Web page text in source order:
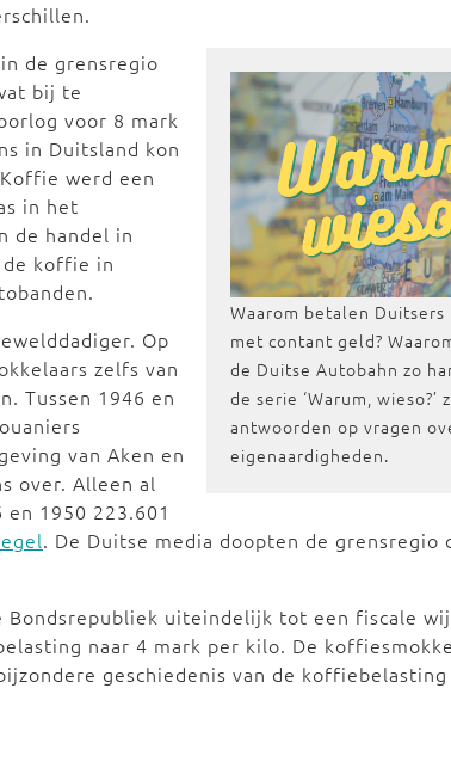
Waarom betalen Duitsers
met contant geld?
de Duitse Autobahn zo
de serie ‘Warum, wieso?’
antwoorden op vragen
eigenaardigheden.
de grensregio
bij te
voor 8 mark
in Duitsland kon
werd een
in het
de handel in
koffie in
Op
zelfs van
Tussen 1946 en
van Aken en
over. Alleen al
1950 223.601
. De Duitse media doopten de grensregio
Bondsrepubliek uiteindelijk tot een fiscale
naar 4 mark per kilo. De
geschiedenis van de